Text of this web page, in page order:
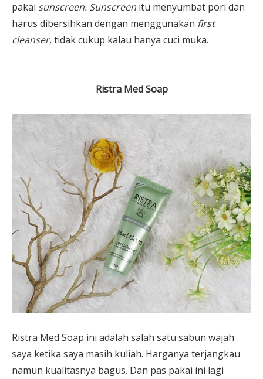
pakai sunscreen. Sunscreen itu menyumbat pori dan
harus dibersihkan dengan menggunakan first
cleanser, tidak cukup kalau hanya cuci muka.
Ristra Med Soap
Ristra Med Soap ini adalah salah satu sabun wajah
saya ketika saya masih kuliah. Harganya terjangkau
namun kualitasnya bagus. Dan pas pakai ini lagi